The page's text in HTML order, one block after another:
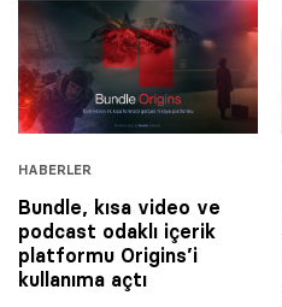
HABERLER
Bundle, kısa video ve
podcast odaklı içerik
platformu Origins’i
kullanıma açtı